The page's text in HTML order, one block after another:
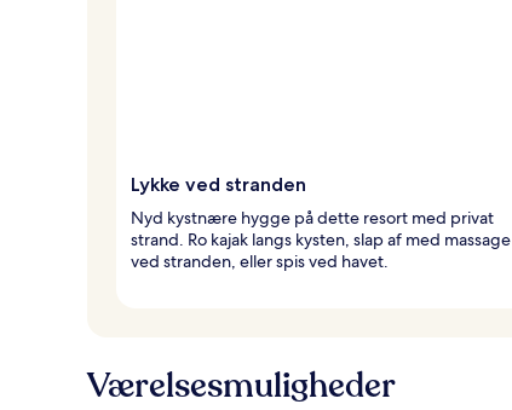
Lykke ved stranden
Nyd kystnære hygge på dette resort med privat
strand. Ro kajak langs kysten, slap af med massage
ved stranden, eller spis ved havet.
Værelsesmuligheder